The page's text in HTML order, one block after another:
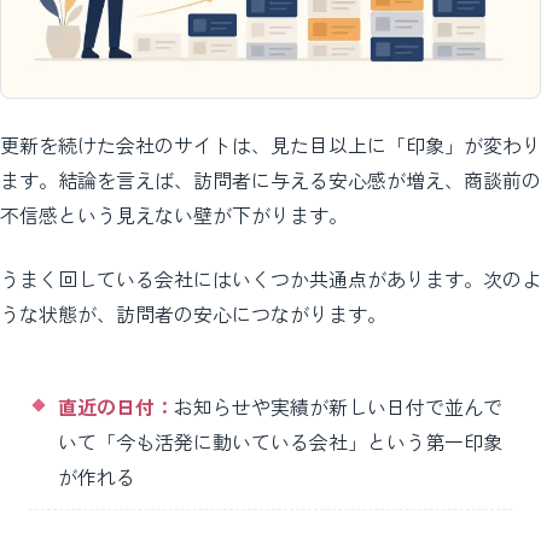
更新を続けた会社のサイトは、見た目以上に「印象」が変わり
ます。結論を言えば、訪問者に与える安心感が増え、商談前の
不信感という見えない壁が下がります。
うまく回している会社にはいくつか共通点があります。次のよ
うな状態が、訪問者の安心につながります。
直近の日付： お知らせや実績が新しい日付で並んで
いて「今も活発に動いている会社」という第一印象
が作れる